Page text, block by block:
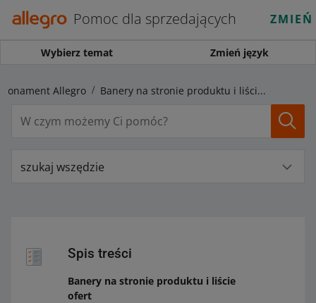
Pomoc dla sprzedających
Wybierz temat Zmień język
Allegro Banery na stronie produktu i liście ofert
szukaj wszędzie
Spis treści
Banery na stronie produktu i liście
ofert